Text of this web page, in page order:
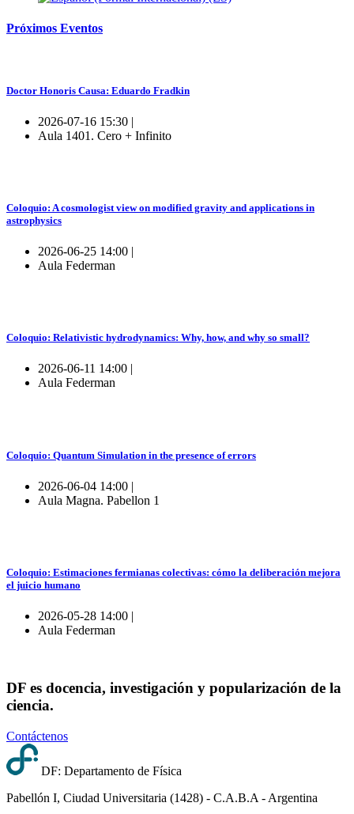
Próximos Eventos
Doctor Honoris Causa: Eduardo Fradkin
2026-07-16 15:30 |
Aula 1401. Cero + Infinito
Coloquio: A cosmologist view on modified gravity and applications in
astrophysics
2026-06-25 14:00 |
Aula Federman
Coloquio: Relativistic hydrodynamics: Why, how, and why so small?
2026-06-11 14:00 |
Aula Federman
Coloquio: Quantum Simulation in the presence of errors
2026-06-04 14:00 |
Aula Magna. Pabellon 1
Coloquio: Estimaciones fermianas colectivas: cómo la deliberación mejora
el juicio humano
2026-05-28 14:00 |
Aula Federman
DF es docencia, investigación y popularización de la
ciencia.
Contáctenos
DF: Departamento de Física
Pabellón I, Ciudad Universitaria (1428) - C.A.B.A - Argentina